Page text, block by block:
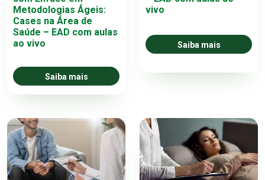
Metodologias Ágeis:
Cases na Área de
Saúde – EAD com aulas
ao vivo
Saiba mais
vivo
Saiba mais